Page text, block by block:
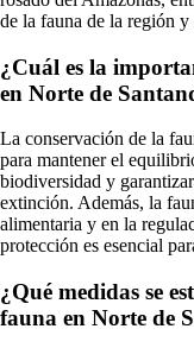
de la fauna de la región
¿Cuál es la
en Norte de
La conservación de la
para mantener el
biodiversidad y
extinción. Además, la
alimentaria y en la
protección es esencial
¿Qué medidas se
fauna en Norte de